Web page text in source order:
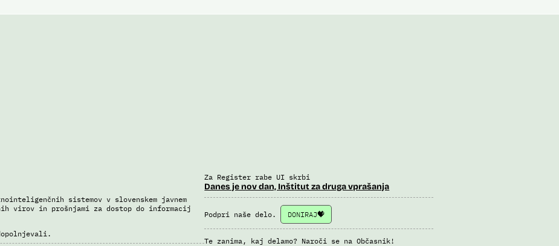
sistemov v slovenskem javnem
virov in prošnjami za dostop do informacij
Za Register rabe UI skrbi
Danes je nov dan, Inštitut za druga vprašanja
Podpri naše delo. DONIRAJ
Te zanima, kaj delamo? Naroči se na Občasnik!